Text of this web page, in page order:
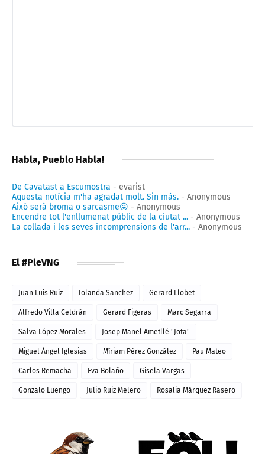
Habla, Pueblo Habla!
De Cavatast a Escumostra - evarist
Aquesta notícia m'ha agradat molt. Sin más. - Anonymous
Això serà broma o sarcasme😛 - Anonymous
Encendre tot l'enllumenat públic de la ciutat ... - Anonymous
La collada i les seves incomprensions de l'arr... - Anonymous
El #PleVNG
Juan Luis Ruiz Iolanda Sanchez Gerard Llobet
Alfredo Villa Celdrán Gerard Figeras Marc Segarra
Salva López Morales Josep Manel Ametllé "Jota"
Miguel Ángel Iglesias Míriam Pérez González Pau Mateo
Carlos Remacha Eva Bolaño Gisela Vargas
Gonzalo Luengo Julio Ruiz Melero Rosalia Márquez Rasero